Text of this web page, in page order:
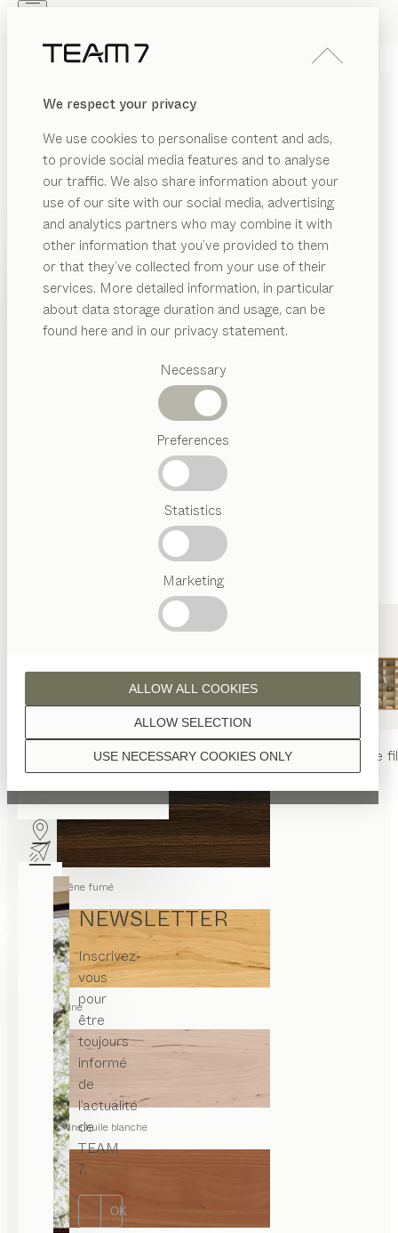
We respect your privacy
We use cookies to personalise content and ads,
to provide social media features and to analyse
our traffic. We also share information about your
use of our site with our social media, advertising
and analytics partners who may combine it with
other information that you’ve provided to them
or that they’ve collected from your use of their
services. More detailed information, in particular
about data storage duration and usage, can be
found here and in our privacy statement.
Necessary
Preferences
Statistics
Marketing
USE NECESSARY COOKIES ONLY
ALLOW SELECTION
ALLOW ALL COOKIES
PRODUITS
INSPIRATION
REVENDEUR
Catégories
suggérées
Artisanat
Autrichien
tablenya chaisenya rayonnage
NEWSLETTER
Inscrivez-
vous
pour
être
toujours
informé
de
l’actualité
de
TEAM
7.
OK
PRODUITS
INSPIRATION
QUI SOMMES-NOUS
REVENDEUR
TABLE DE CHEVETsesam
Karl Auer
Tout comme le lit de cette collection, la table de
chevet sesam incarne les valeurs durables de
l’artisanat et du design. Un meuble traditionnel pour
une chambre à coucher douillette et naturelle.
TROUVER UN REVENDEUR
ESSENCES DE BOIS
Sauf stipulation contraire, toutes les surfaces en bois
sont traitées à l’huile naturelle.
chêne fumé
aulne
aulne huile blanche